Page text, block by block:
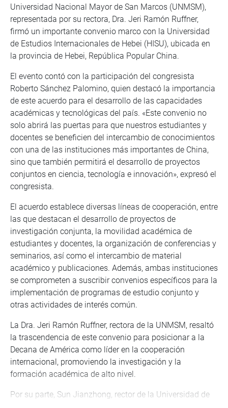
Universidad Nacional Mayor de San Marcos (UNMSM),
representada por su rectora, Dra. Jeri Ramón Ruffner,
firmó un importante convenio marco con la Universidad
de Estudios Internacionales de Hebei (HISU), ubicada en
la provincia de Hebei, República Popular China.
El evento contó con la participación del congresista
Roberto Sánchez Palomino, quien destacó la importancia
de este acuerdo para el desarrollo de las capacidades
académicas y tecnológicas del país. «Este convenio no
solo abrirá las puertas para que nuestros estudiantes y
docentes se beneficien del intercambio de conocimientos
con una de las instituciones más importantes de China,
sino que también permitirá el desarrollo de proyectos
conjuntos en ciencia, tecnología e innovación», expresó el
congresista.
El acuerdo establece diversas líneas de cooperación, entre
las que destacan el desarrollo de proyectos de
investigación conjunta, la movilidad académica de
estudiantes y docentes, la organización de conferencias y
seminarios, así como el intercambio de material
académico y publicaciones. Además, ambas instituciones
se comprometen a suscribir convenios específicos para la
implementación de programas de estudio conjunto y
otras actividades de interés común.
La Dra. Jeri Ramón Ruffner, rectora de la UNMSM, resaltó
la trascendencia de este convenio para posicionar a la
Decana de América como líder en la cooperación
internacional, promoviendo la investigación y la
formación académica de alto nivel.
Por su parte, Sun Jianzhong, rector de la Universidad de